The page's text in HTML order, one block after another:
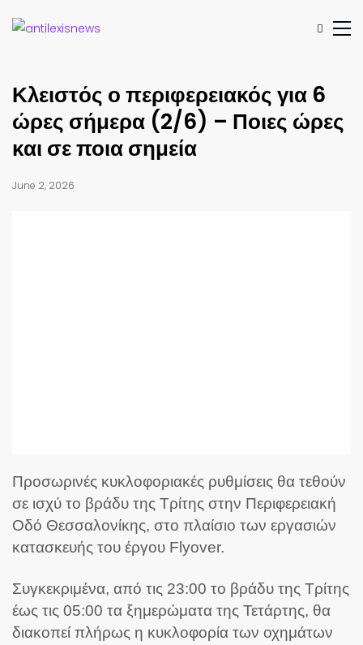
Κλειστός ο περιφερειακός για 6
ώρες σήμερα (2/6) – Ποιες ώρες
και σε ποια σημεία
June 2, 2026
Προσωρινές κυκλοφοριακές ρυθμίσεις θα τεθούν
σε ισχύ το βράδυ της Τρίτης στην Περιφερειακή
Οδό Θεσσαλονίκης, στο πλαίσιο των εργασιών
κατασκευής του έργου Flyover.
Συγκεκριμένα, από τις 23:00 το βράδυ της Τρίτης
έως τις 05:00 τα ξημερώματα της Τετάρτης, θα
διακοπεί πλήρως η κυκλοφορία των οχημάτων